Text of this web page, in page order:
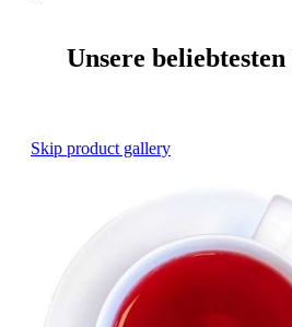
Unsere
Skip product gallery